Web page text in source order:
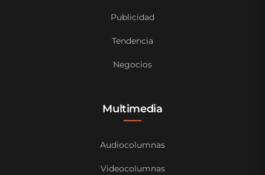
Publicidad
Tendencia
Negocios
Multimedia
Audiocolumnas
Videocolumnas